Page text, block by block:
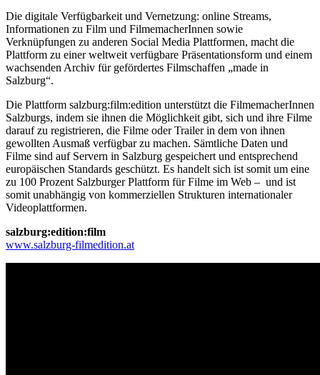
Die digitale Verfügbarkeit und Vernetzung: online Streams,
Informationen zu Film und FilmemacherInnen sowie
Verknüpfungen zu anderen Social Media Plattformen, macht die
Plattform zu einer weltweit verfügbare Präsentationsform und einem
wachsenden Archiv für gefördertes Filmschaffen „made in
Salzburg“.
Die Plattform salzburg:film:edition unterstützt die FilmemacherInnen
Salzburgs, indem sie ihnen die Möglichkeit gibt, sich und ihre Filme
darauf zu registrieren, die Filme oder Trailer in dem von ihnen
gewollten Ausmaß verfügbar zu machen. Sämtliche Daten und
Filme sind auf Servern in Salzburg gespeichert und entsprechend
europäischen Standards geschützt. Es handelt sich ist somit um eine
zu 100 Prozent Salzburger Plattform für Filme im Web – und ist
somit unabhängig von kommerziellen Strukturen internationaler
Videoplattformen.
salzburg:edition:film
www.salzburg-filmedition.at